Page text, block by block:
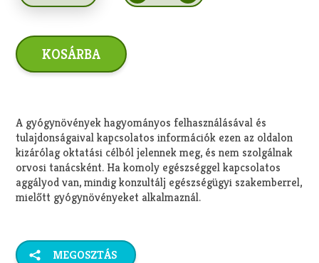
A gyógynövények hagyományos felhasználásával és
tulajdonságaival kapcsolatos információk ezen az oldalon
kizárólag oktatási célból jelennek meg, és nem szolgálnak
orvosi tanácsként. Ha komoly egészséggel kapcsolatos
aggályod van, mindig konzultálj egészségügyi szakemberrel,
mielőtt gyógynövényeket alkalmaznál.
MEGOSZTÁS